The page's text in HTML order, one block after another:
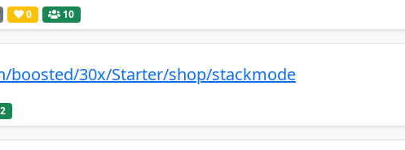
0 10
boosted/30x/Starter/shop/stackmode